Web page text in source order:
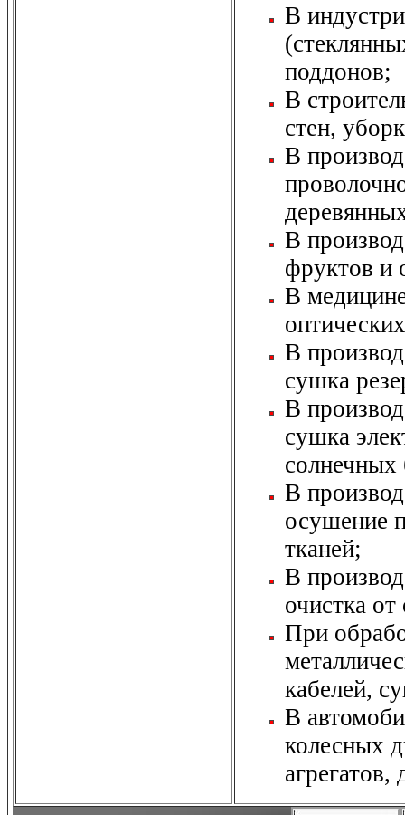
В
поддонов;
В
стен,
В
В
фруктов и
В
В
сушка
В
сушка
солнечных
В
осушение
тканей;
В
очистка
При
кабелей,
В
колесных
агрегатов,